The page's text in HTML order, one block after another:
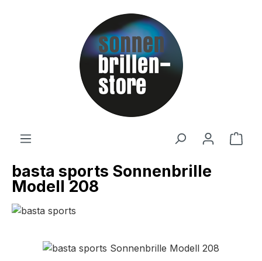
Zum Hauptinhalt springen
basta sports Sonnenbrille
Modell 208
Bildergalerie überspringen